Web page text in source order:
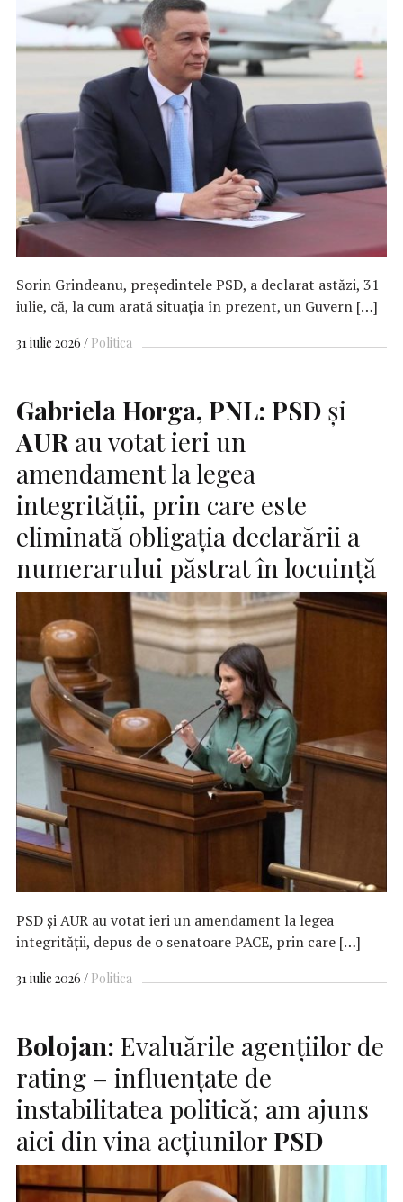
Sorin Grindeanu, preşedintele PSD, a declarat astăzi, 31
iulie, că, la cum arată situaţia în prezent, un Guvern […]
31 iulie 2026 Politica
Gabriela Horga, PNL: PSD și
AURau votat ieri un
amendament la legea
integrității, prin care este
eliminată obligația declarării a
numerarului păstrat în locuință
PSD și AUR au votat ieri un amendament la legea
integrității, depus de o senatoare PACE, prin care […]
31 iulie 2026 Politica
Bolojan: Evaluările agențiilor de
rating – influențate de
instabilitatea politică; am ajuns
aici din vina acțiunilor PSD